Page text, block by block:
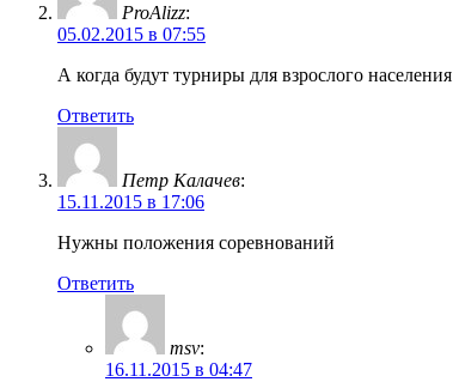
ProAlizz:
05.02.2015 в 07:55
А когда будут турниры для взрослого населения
Ответить
Петр Калачев:
15.11.2015 в 17:06
Нужны положения соревнований
Ответить
msv:
16.11.2015 в 04:47